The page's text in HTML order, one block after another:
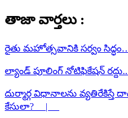
తాజా వార్తలు :
రైతు మహోత్సవానికి సర్వం
ల్యాండ్ పూలింగ్ నోటిఫికేషన్
దుర్మార్గ విధానాలను వ్యతిరేకిస్తే
కేసులా? |